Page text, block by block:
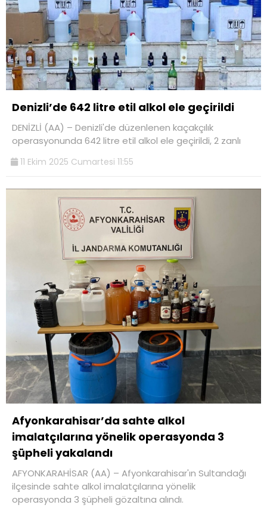
Denizli’de 642 litre etil alkol ele geçirildi
DENİZLİ (AA) – Denizli'de düzenlenen kaçakçılık
operasyonunda 642 litre etil alkol ele geçirildi, 2 zanlı
11 Ekim 2025 Cumartesi 11:55
Afyonkarahisar’da sahte alkol
imalatçılarına yönelik operasyonda 3
şüpheli yakalandı
AFYONKARAHİSAR (AA) – Afyonkarahisar'ın Sultandağı
ilçesinde sahte alkol imalatçılarına yönelik
operasyonda 3 şüpheli gözaltına alındı.